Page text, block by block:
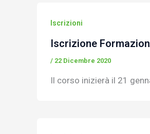
Iscrizioni
Iscrizione
/ 22 Dicembre 2020
Il corso inizierà il 21